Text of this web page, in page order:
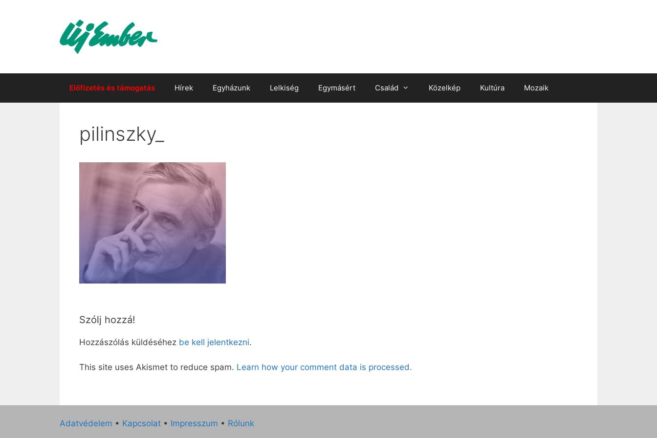
Előfizetés és támogatás Hírek Egyházunk Lelkiség Egymásért Család Közelkép Kultúra Mozaik
pilinszky_
Szólj hozzá!
Hozzászólás küldéséhez be kell jelentkezni.
This site uses Akismet to reduce spam. Learn how your comment data is processed.
Adatvédelem • Kapcsolat • Impresszum • Rólunk